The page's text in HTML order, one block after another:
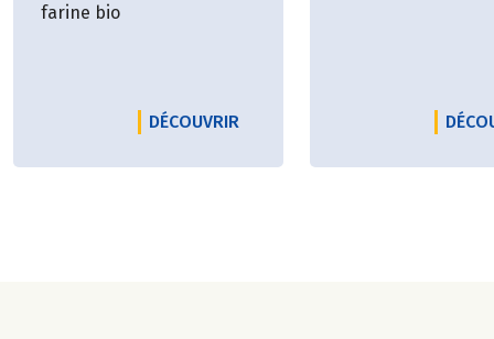
farine bio
DÉCOUVRIRLE PRODUCTEUR AIME